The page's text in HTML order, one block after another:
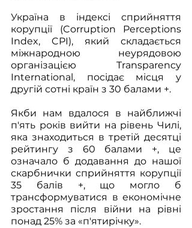
Україна в індексі сприйняття
корупції (Corruption Perceptions
Index, CPI), який складається
міжнародною неурядовою
організацією Transparency
International, посідає місця у
другій сотні країн з 30 балами +.
Якби нам вдалося в найближчі
п'ять років вийти на рівень Чилі,
яка знаходиться в третій десятці
рейтингу з 60 балами +, це
означало б додавання до нашої
скарбнички сприйняття корупції
35 балів +, що могло б
трансформуватися в економічне
зростання після війни на рівні
понад 25% за «п'ятирічку».